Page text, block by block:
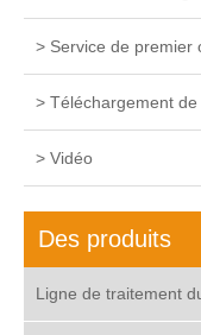
> Service de premier
> Téléchargement
> Vidéo
Des produits
Ligne de traitement